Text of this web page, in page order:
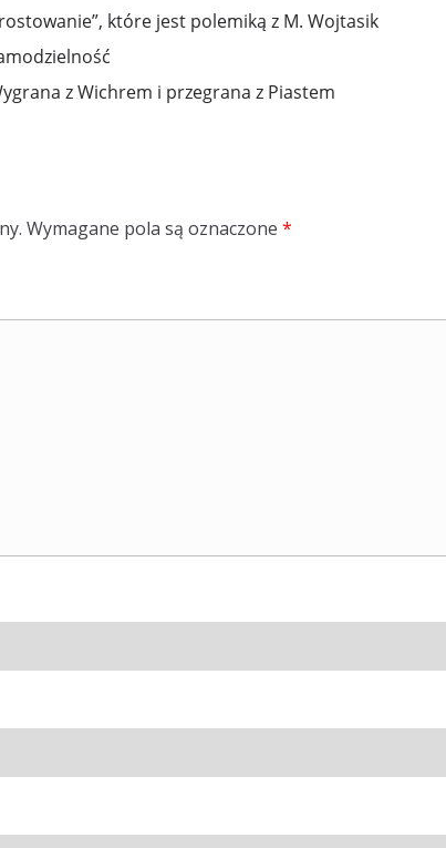
które jest polemiką z M. Wojtasik
z Wichrem i przegrana z Piastem
Wymagane pola są oznaczone *